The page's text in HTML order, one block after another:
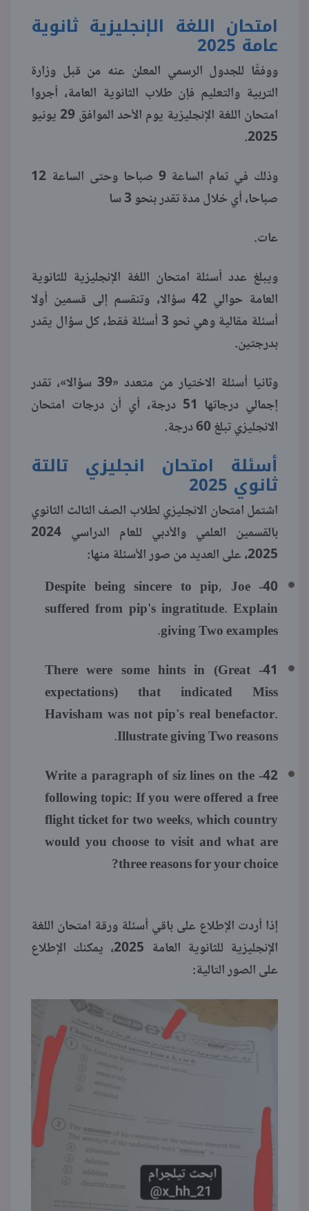
امتحان اللغة الإنجليزية ثانوية
عامة 2025
ووفقًا للجدول الرسمي المعلن عنه من قبل وزارة
التربية والتعليم فإن طلاب الثانوية العامة، أجروا
امتحان اللغة الإنجليزية يوم الأحد الموافق 29 يونيو
2025.
وذلك في تمام الساعة 9 صباحا وحتى الساعة 12
صباحا، أي خلال مدة تقدر بنحو 3 سا
عات.
ويبلغ عدد أسئلة امتحان اللغة الإنجليزية للثانوية
العامة حوالي 42 سؤالا، وتنقسم إلى قسمين أولا
أسئلة مقالية وهي نحو 3 أسئلة فقط، كل سؤال يقدر
بدرجتين.
وثانيا أسئلة الاختيار من متعدد «39 سؤالا»، تقدر
إجمالي درجاتها 51 درجة، أي أن درجات امتحان
الانجليزي تبلغ 60 درجة.
أسئلة امتحان انجليزي تالتة
ثانوي 2025
اشتمل امتحان الانجليزي لطلاب الصف الثالث الثانوي
بالقسمين العلمي والأدبي للعام الدراسي 2024
2025، على العديد من صور الأسئلة منها:
40- Despite being sincere to pip, Joe
suffered from pip's ingratitude. Explain
giving Two examples.
41- There were some hints in (Great
expectations) that indicated Miss
Havisham was not pip's real benefactor.
Illustrate giving Two reasons.
42- Write a paragraph of siz lines on the
following topic: If you were offered a free
flight ticket for two weeks, which country
would you choose to visit and what are
three reasons for your choice?
إذا أردت الإطلاع على باقي أسئلة ورقة امتحان اللغة
الإنجليزية للثانوية العامة 2025، يمكنك الإطلاع
على الصور التالية: